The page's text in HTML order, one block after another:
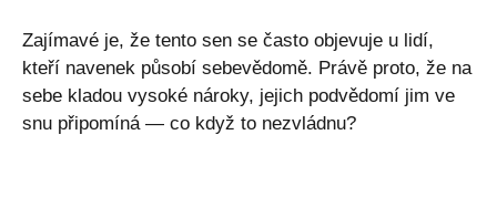
Zajímavé je, že tento sen se často objevuje u lidí,
kteří navenek působí sebevědomě. Právě proto, že na
sebe kladou vysoké nároky, jejich podvědomí jim ve
snu připomíná — co když to nezvládnu?